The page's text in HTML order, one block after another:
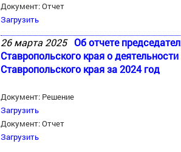
Документ: Отчет
Загрузить
26 марта 2025 Об отчете
Ставропольского края о
Ставропольского края за 2024 год
Документ: Решение
Загрузить
Документ: Отчет
Загрузить